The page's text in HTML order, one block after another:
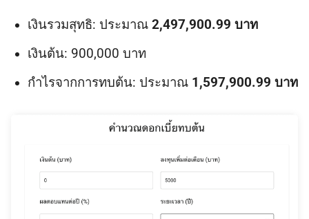
เงินรวมสุทธิ: ประมาณ 2,497,900.99 บาท
เงินต้น: 900,000 บาท
กำไรจากการทบต้น: ประมาณ 1,597,900.99 บาท